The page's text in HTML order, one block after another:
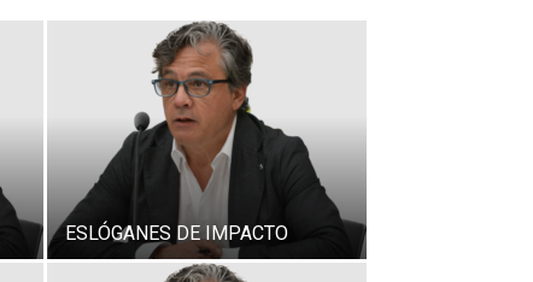
ESLÓGANES DE IMPACTO